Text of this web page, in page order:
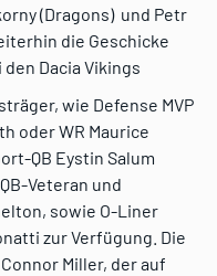
(Dragons) und Petr
die Geschicke
Dacia Vikings
wie Defense MVP
oder WR Maurice
QB Eystin Salum
Veteran und
sowie O-Liner
zur Verfügung. Die
Miller, der auf